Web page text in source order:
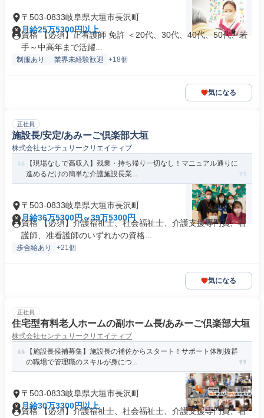
〒503-0833岐阜県大垣市長沢町
月給25万5300円以上
資格 【必須】正看護師 免許 ＜20代、30代、40代、50代、若
手～中高年まで活躍...
制服あり 業界未経験歓迎 +18個
気になる
正社員
施設長/安定/あみーご倶楽部大垣
株式会社センチュリークリエイティブ
【現場なしで高収入】残業・持ち帰り一切なし！マニュアル通りに
進めるだけの簡単な介護施設長業...
〒503-0833岐阜県大垣市長沢町
月給36万5300円～39万5300円
資格 【必須】介護福祉士、社会福祉士、介護支援専門員、看
護師、准看護師のいずれかの資格...
歩合給あり +21個
気になる
正社員
住宅型有料老人ホームの副ホーム長/あみーご倶楽部大垣
株式会社センチュリークリエイティブ
【施設長候補募集】施設長の補佐からスタート！サポート体制抜群
の職場で管理職のスキルが身につ...
〒503-0833岐阜県大垣市長沢町
月給30万3300円以上
資格 【必須】介護福祉士、社会福祉士、介護支援専門員、看